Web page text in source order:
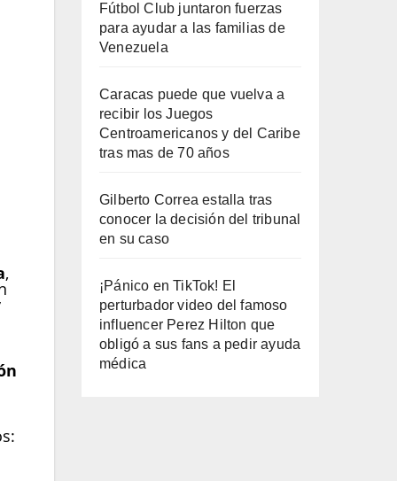
,
Fútbol Club juntaron fuerzas
para ayudar a las familias de
Venezuela
Caracas puede que vuelva a
recibir los Juegos
Centroamericanos y del Caribe
tras mas de 70 años
Gilberto Correa estalla tras
conocer la decisión del tribunal
en su caso
¡Pánico en TikTok! El
perturbador video del famoso
influencer Perez Hilton que
obligó a sus fans a pedir ayuda
médica